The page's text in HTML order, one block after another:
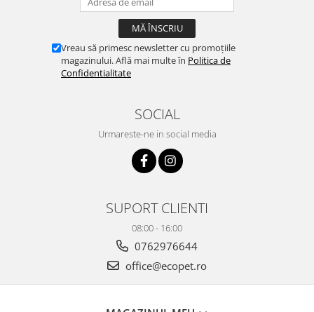
Vreau să primesc newsletter cu promoțiile
magazinului. Află mai multe în Politica de
Confidentialitate
SOCIAL
Urmareste-ne in social media
SUPORT CLIENTI
08:00 - 16:00
0762976644
office@ecopet.ro